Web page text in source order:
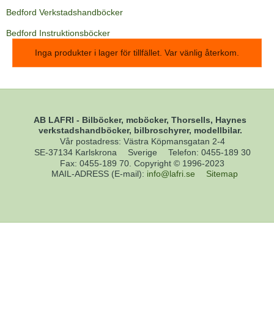
Bedford Verkstadshandböcker
Bedford Instruktionsböcker
Inga produkter i lager för tillfället. Var vänlig återkom.
AB LAFRI - Bilböcker, mcböcker, Thorsells, Haynes
verkstadshandböcker, bilbroschyrer, modellbilar.
Vår postadress: Västra Köpmansgatan 2-4
SE-37134 Karlskrona
Sverige Telefon: 0455-189 30
Fax: 0455-189 70. Copyright © 1996-2023
MAIL-ADRESS (E-mail): info@lafri.se Sitemap